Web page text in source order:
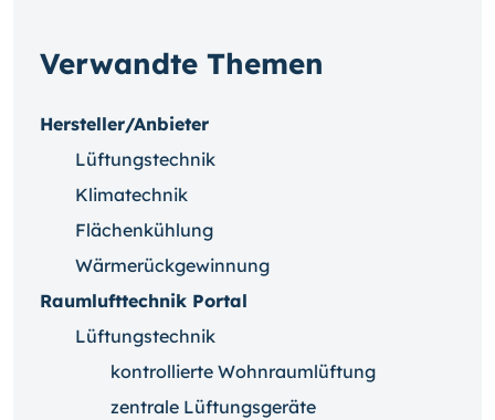
Verwandte Themen
Hersteller/Anbieter
Lüftungstechnik
Klimatechnik
Flächenkühlung
Wärmerückgewinnung
Raumlufttechnik Portal
Lüftungstechnik
kontrollierte Wohnraumlüftung
zentrale Lüftungsgeräte